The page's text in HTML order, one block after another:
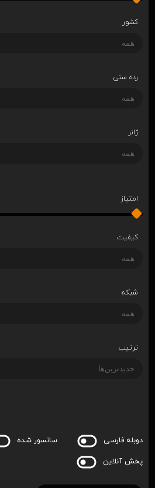
کشور
رده سنی
ژانر
امتیاز
کیفیت
شبکه
ترتیب
دوبله فارسی سانسور شده
پخش آنلاین